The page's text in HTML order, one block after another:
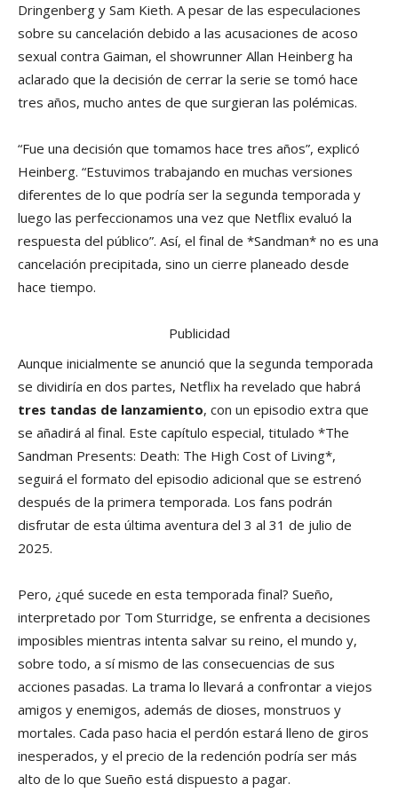
Dringenberg y Sam Kieth. A pesar de las especulaciones
sobre su cancelación debido a las acusaciones de acoso
sexual contra Gaiman, el showrunner Allan Heinberg ha
aclarado que la decisión de cerrar la serie se tomó hace
tres años, mucho antes de que surgieran las polémicas.
“Fue una decisión que tomamos hace tres años”, explicó
Heinberg. “Estuvimos trabajando en muchas versiones
diferentes de lo que podría ser la segunda temporada y
luego las perfeccionamos una vez que Netflix evaluó la
respuesta del público”. Así, el final de *Sandman* no es una
cancelación precipitada, sino un cierre planeado desde
hace tiempo.
Publicidad
Aunque inicialmente se anunció que la segunda temporada
se dividiría en dos partes, Netflix ha revelado que habrá
tres tandas de lanzamiento, con un episodio extra que
se añadirá al final. Este capítulo especial, titulado *The
Sandman Presents: Death: The High Cost of Living*,
seguirá el formato del episodio adicional que se estrenó
después de la primera temporada. Los fans podrán
disfrutar de esta última aventura del 3 al 31 de julio de
2025.
Pero, ¿qué sucede en esta temporada final? Sueño,
interpretado por Tom Sturridge, se enfrenta a decisiones
imposibles mientras intenta salvar su reino, el mundo y,
sobre todo, a sí mismo de las consecuencias de sus
acciones pasadas. La trama lo llevará a confrontar a viejos
amigos y enemigos, además de dioses, monstruos y
mortales. Cada paso hacia el perdón estará lleno de giros
inesperados, y el precio de la redención podría ser más
alto de lo que Sueño está dispuesto a pagar.